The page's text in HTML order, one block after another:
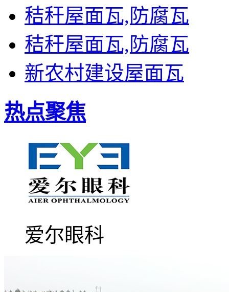
秸秆屋面瓦,防腐瓦
秸秆屋面瓦,防腐瓦
新农村建设屋面瓦
热点聚焦
爱尔眼科